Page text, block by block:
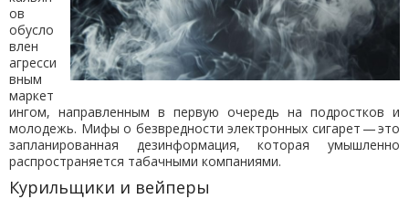
ов
обусло
влен
агресси
вным
маркет
ингом, направленным в первую очередь на подростков и
молодежь. Мифы о безвредности электронных сигарет — это
запланированная дезинформация, которая умышленно
распространяется табачными компаниями.
Курильщики и вейперы